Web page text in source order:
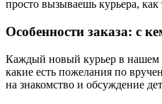
просто вызываешь курьера, как
Особенности заказа: с
Каждый новый курьер в нашем
какие есть пожелания по
на знакомство и обсуждение